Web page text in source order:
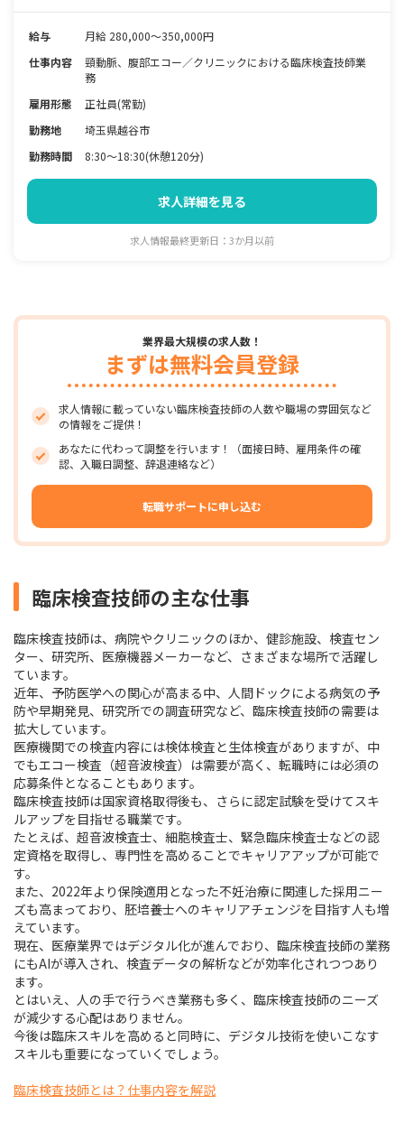
給与
月給 280,000～350,000円
仕事内容
頸動脈、腹部エコー／クリニックにおける臨床検査技師業
務
雇用形態
正社員(常勤)
勤務地
埼玉県越谷市
勤務時間
8:30～18:30(休憩120分)
求人詳細を見る
求人情報最終更新日：3か月以前
業界最大規模の求人数！
まずは無料会員登録
求人情報に載っていない臨床検査技師の人数や職場の雰囲気など
の情報をご提供！
あなたに代わって調整を行います！（面接日時、雇用条件の確
認、入職日調整、辞退連絡など）
転職サポートに申し込む
臨床検査技師の主な仕事
臨床検査技師は、病院やクリニックのほか、健診施設、検査セン
ター、研究所、医療機器メーカーなど、さまざまな場所で活躍し
ています。
近年、予防医学への関心が高まる中、人間ドックによる病気の予
防や早期発見、研究所での調査研究など、臨床検査技師の需要は
拡大しています。
医療機関での検査内容には検体検査と生体検査がありますが、中
でもエコー検査（超音波検査）は需要が高く、転職時には必須の
応募条件となることもあります。
臨床検査技師は国家資格取得後も、さらに認定試験を受けてスキ
ルアップを目指せる職業です。
たとえば、超音波検査士、細胞検査士、緊急臨床検査士などの認
定資格を取得し、専門性を高めることでキャリアアップが可能で
す。
また、2022年より保険適用となった不妊治療に関連した採用ニー
ズも高まっており、胚培養士へのキャリアチェンジを目指す人も増
えています。
現在、医療業界ではデジタル化が進んでおり、臨床検査技師の業務
にもAIが導入され、検査データの解析などが効率化されつつあり
ます。
とはいえ、人の手で行うべき業務も多く、臨床検査技師のニーズ
が減少する心配はありません。
今後は臨床スキルを高めると同時に、デジタル技術を使いこなす
スキルも重要になっていくでしょう。
臨床検査技師とは？仕事内容を解説